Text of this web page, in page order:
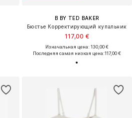
B BY TED BAKER
Бюстье Корректирующий купальник
117,00 €
Изначальная цена: 130,00 €
Последняя самая низкая цена:117,00 €